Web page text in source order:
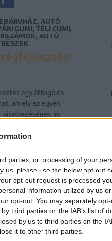
parties, or processing of your
us, please use the below opt-out
opt-out request is processed
information utilized by us
opt-out. You may separately
third parties on the IAB’s list of
by us to third parties on the
it to other third parties.
AUTÓ
GUMI, TÉLI GUMI,
AUTÓ
egy átfogó és
amely az egyén
viselkedésének, és
csupán az egyén
való interakciójának
célja,
váljon arra, hogy
saját életét, és
a mindennapi
konfliktusokat.
fontossága